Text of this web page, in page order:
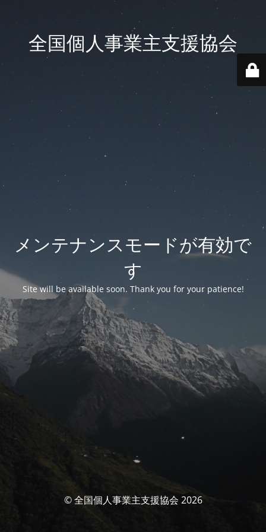
全国個人事業主支援協会
メンテナンスモードが有効で
す
Site will be available soon. Thank you for your patience!
© 全国個人事業主支援協会 2026